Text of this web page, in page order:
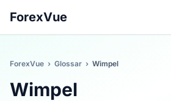
ForexVue
ForexVue › Glossar › Wimpel
Wimpel